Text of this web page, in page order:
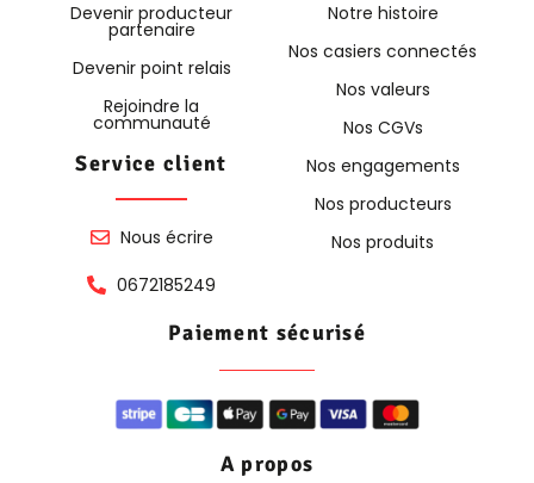
Devenir producteur
partenaire
Devenir point relais
Rejoindre la
communauté
Service client
Nous écrire
0672185249
Notre histoire
Nos casiers connectés
Nos valeurs
Nos CGVs
Nos engagements
Nos producteurs
Nos produits
Paiement sécurisé
A propos